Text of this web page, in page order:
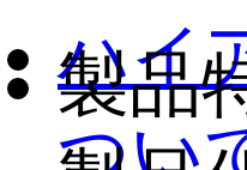
ハイ
つい
製品